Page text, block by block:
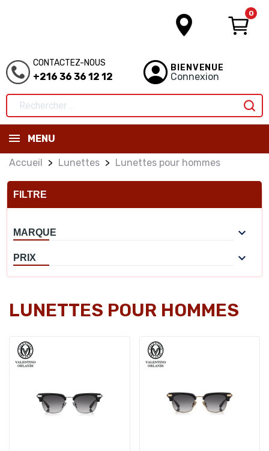
0
CONTACTEZ-NOUS
+216 36 36 12 12
BIENVENUE
Connexion
MENU
Accueil Lunettes Lunettes pour hommes
FILTRE
MARQUE 
PRIX 
LUNETTES POUR HOMMES